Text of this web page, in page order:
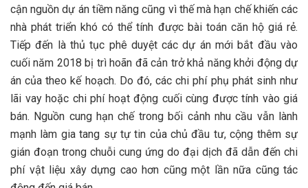
cận nguồn dự án tiềm năng cũng vì thế mà hạn chế khiến các
nhà phát triển khó có thể tính được bài toán căn hộ giá rẻ.
Tiếp đến là thủ tục phê duyệt các dự án mới bắt đầu vào
cuối năm 2018 bị trì hoãn đã cản trở khả năng khởi động dự
án của theo kế hoạch. Do đó, các chi phí phụ phát sinh như
lãi vay hoặc chi phí hoạt động cuối cùng được tính vào giá
bán. Nguồn cung hạn chế trong bối cảnh nhu cầu vẫn lành
mạnh làm gia tang sự tự tin của chủ đầu tư, cộng thêm sự
gián đoạn trong chuỗi cung ứng do đại dịch đã dẫn đến chi
phí vật liệu xây dựng cao hơn cũng một lần nữa cũng tác